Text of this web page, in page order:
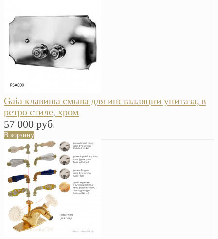
Gaia клавиша смыва для инсталляции унитаза, в
ретро стиле, хром
57 000 руб.
В корзину